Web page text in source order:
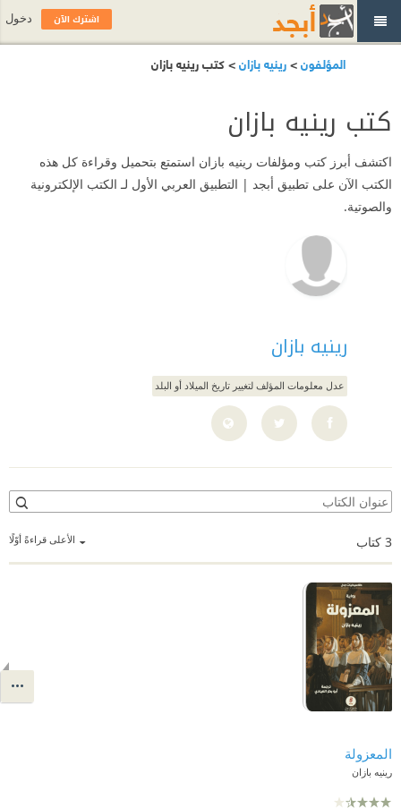
المؤلفون>رينيه بازان> كتب رينيه بازان
كتب رينيه بازان
اكتشف أبرز كتب ومؤلفات رينيه بازان استمتع بتحميل وقراءة كل هذه
الكتب الآن على تطبيق أبجد | التطبيق العربي الأول لـ الكتب الإلكترونية
والصوتية.
رينيه بازان
عدل معلومات المؤلف لتغيير تاريخ الميلاد أو البلد
الأعلى قراءةً أوّلًا 3 كتاب
المعزولة
رينيه بازان
اشترك الآن دخول